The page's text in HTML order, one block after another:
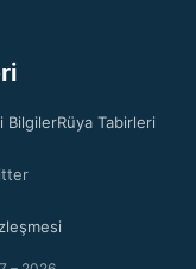
BilgilerRüya Tabirleri